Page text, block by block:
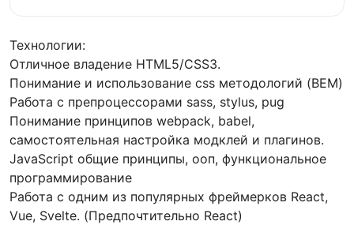
Технологии:
Отличное владение HTML5/CSS3.
Понимание и использование css методологий (BEM)
Работа с препроцессорами sass, stylus, pug
Понимание принципов webpack, babel,
самостоятельная настройка модклей и плагинов.
JavaScript общие принципы, ооп, функциональное
программирование
Работа с одним из популярных фреймерков React,
Vue, Svelte. (Предпочтительно React)